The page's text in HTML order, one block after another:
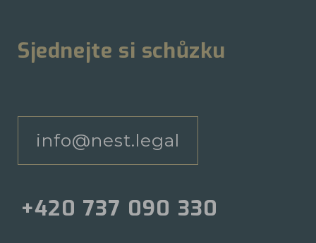
Sjednejte si schůzku
info@nest.legal
+420 737 090 330